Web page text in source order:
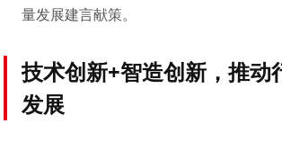
量发展建言献策。
技术创新+智造创新，推动
发展